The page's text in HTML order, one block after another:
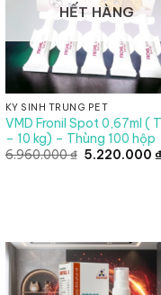
HẾT HÀNG
KÝ SINH TRÙNG PET
VMD Fronil Spot 0,67ml (
– 10 kg) – Thùng 100 hộp
6.960.000₫ Giá
5.220.000 ₫